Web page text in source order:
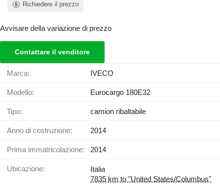
Richiedere il prezzo
Avvisare della variazione di prezzo
Contattare il venditore
Marca: IVECO
Modello: Eurocargo 180E32
Tipo: camion ribaltabile
Anno di costruzione: 2014
Prima immatricolazione: 2014
Ubicazione:
Italia
7835 km to "United States/Columbus"